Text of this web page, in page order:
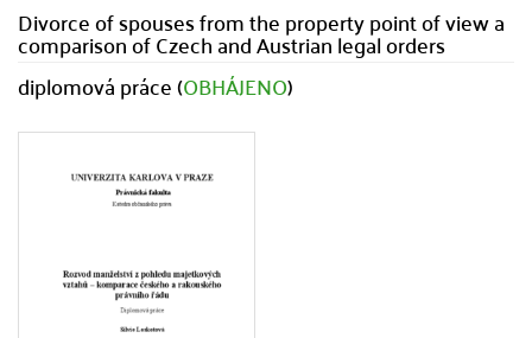
Divorce of spouses from the property point of view a
comparison of Czech and Austrian legal orders
diplomová práce (OBHÁJENO)